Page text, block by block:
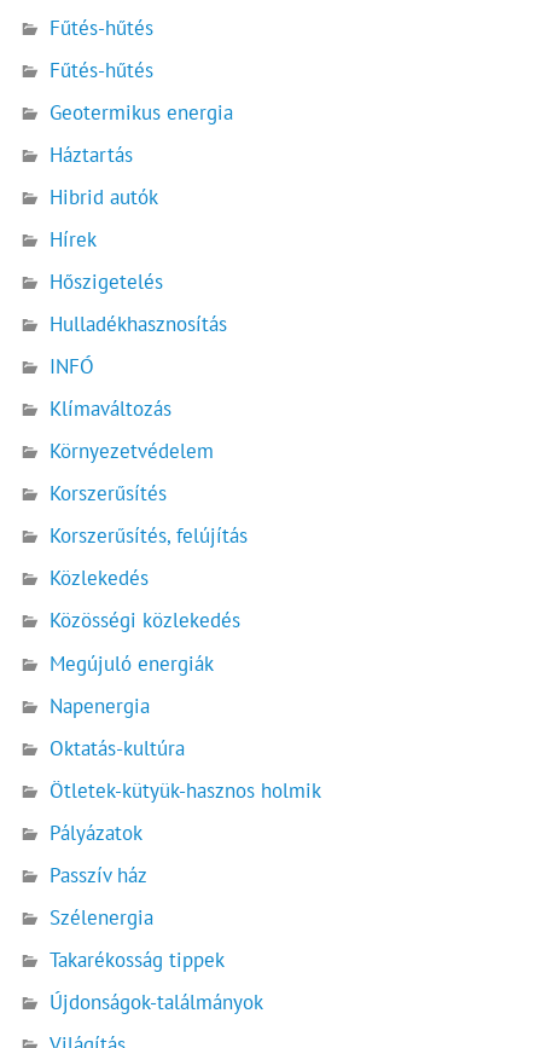
Fűtés-hűtés
Fűtés-hűtés
Geotermikus energia
Háztartás
Hibrid autók
Hírek
Hőszigetelés
Hulladékhasznosítás
INFÓ
Klímaváltozás
Környezetvédelem
Korszerűsítés
Korszerűsítés, felújítás
Közlekedés
Közösségi közlekedés
Megújuló energiák
Napenergia
Oktatás-kultúra
Ötletek-kütyük-hasznos holmik
Pályázatok
Passzív ház
Szélenergia
Takarékosság tippek
Újdonságok-találmányok